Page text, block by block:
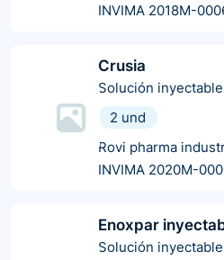
INVIMA 2018M-
Crusia
Solución inyectable
2 und
Rovi pharma
INVIMA 2020M-
Enoxpar
Solución inyectable